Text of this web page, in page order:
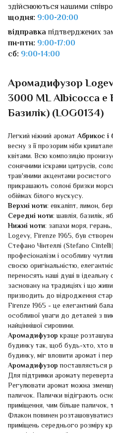
здійснюються нашими
щодня: 9:00-20:00
відправка підтверджених
пн-птн: 9:00-17:00
сб: 9:00-14:00
Аромадифузор
3000 ML Albicocca e
Базилік) (LOG0134)
Легкий ніжний ароматАбрикос і
весну з її прозорим ніби
квітами. Всю композицію
сонячними іскрами цитрусів,
трав'яними акцентами
прикрашають солоні бризки
обіймах білого мускусу.
Верхні ноти: евкаліпт, лимон,
Середні ноти: шавлія, базилік,
Нижні ноти: запахи моря,
Logevy, Firenze 1965, був
Стефано Чінтеллі (Stefano
професіоналізм і особливу
своєю оригінальністю,
переносять наші душі в
засновану на традиціях і що
призводить до відродження
Firenze 1965 - це елегантний
особливої уваги до деталей з
найціннішої сировини.
Аромадифузоркраще
будинку так, щоб будь-хто, хто
будинку, міг вловити аромат і
Аромадифузорпоставляється
Для підтримки аромату
Регулювати аромат можна
паличок. Палички відіграють
приміщення, чим більше паличок,
Флакон повинен
приміщень середнього розміру